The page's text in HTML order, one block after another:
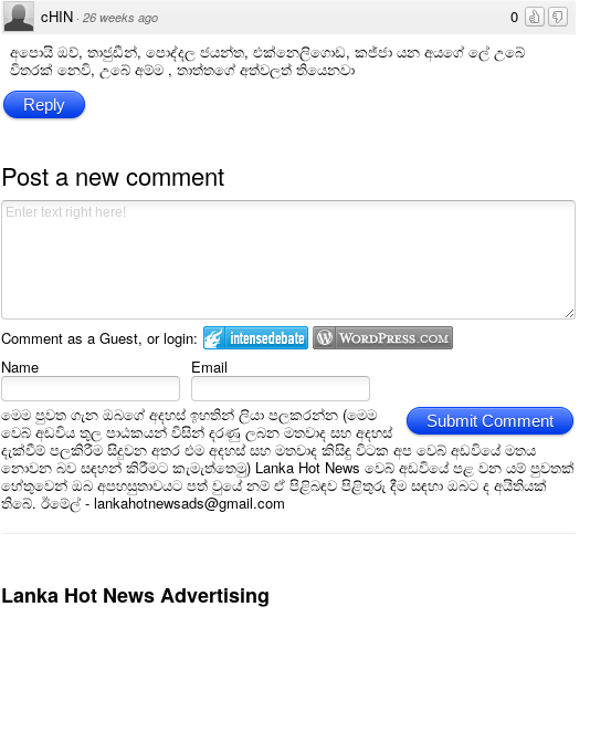
0
cHIN · 26 weeks ago
අපොයි ඔව්, තාජුඩීන්, පොද්දල ජයන්ත, එක්නෙලිගොඩ, කජ්ජා යන අයගේ ලේ උබේ
විතරක් නෙවි, උබේ අම්ම , තාත්තගේ අත්වලත් තියෙනවා
Reply
Post a new comment
Comment as a Guest, or login:
Name
Email
Submit Comment
මෙම පුවත ගැන ඔබගේ අදහස් ඉහතින් ලියා පලකරන්න (මෙම
වෙබ් අඩවිය තුල පාඨකයන් විසින් දරණු ලබන මතවාද සහ අදහස්
දැක්වීම් පලකිරීම සිදුවන අතර එම අදහස් සහ මතවාද කිසිඳු විටක අප වෙබ් අඩවියේ මතය
නොවන බව සඳහන් කිරීමට කැමැත්තෙමු) Lanka Hot News වෙබ් අඩවියේ පළ වන යම් පුවතක්
හේතුවෙන් ඔබ අපහසුතාවයට පත් වුයේ නම් ඒ පිළිබඳව පිළිතුරු දීම සඳහා ඔබට ද අයිතියක්
තිබේ. ඊමේල් - lankahotnewsads@gmail.com
Lanka Hot News Advertising